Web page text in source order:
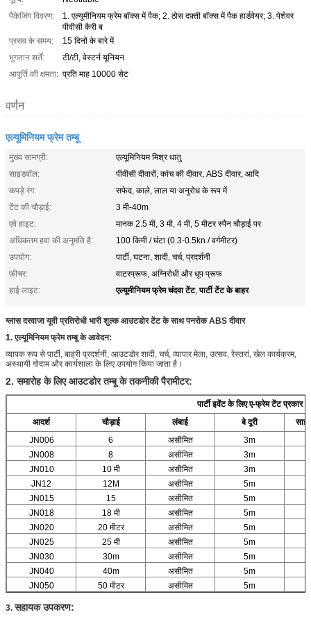
पैकेजिंग विवरण:
1. एल्यूमीनियम फ्रेम बॉक्स में पैक; 2. ठोस दफ़्ती बॉक्स में पैक हार्डवेयर; 3. पेशेवर
पीवीसी कैरी ब
प्रसव के समय:
15 दिनों के बारे में
भुगतान शर्तें:
टी/टी, वेस्टर्न यूनियन
आपूर्ति की क्षमता: प्रति माह 10000 सेट
वर्णन
एल्यूमिनियम फ्रेम तम्बू
मुख्य सामग्री:
एल्यूमिनियम मिश्र धातु
साइडवॉल:
पीवीसी दीवारों, कांच की दीवार, ABS दीवार, आदि
कपड़े रंग:
सफेद, काले, लाल या अनुरोध के रूप में
टेंट की चौड़ाई:
3 मी-40m
एवे हाइट:
मानक 2.5 मी, 3 मी, 4 मी, 5 मीटर स्पैन चौड़ाई पर
अधिकतम हवा की अनुमति है:
100 किमी / घंटा (0.3-0.5kn / वर्गमीटर)
उपयोग:
पार्टी, घटना, शादी, चर्च, प्रदर्शनी
फ़ीचर:
वाटरप्रूफ, अग्निरोधी और धूप प्रूफ
हाई लाइट:
एल्यूमीनियम फ्रेम चंदवा टेंट,पार्टी टेंट के बाहर
ग्लास दरवाजा यूवी प्रतिरोधी भारी शुल्क आउटडोर टेंट के साथ पनरोक ABS दीवार
1. एल्यूमिनियम फ्रेम तम्बू के आवेदन:
व्यापक रूप से पार्टी, बाहरी प्रदर्शनी, आउटडोर शादी, चर्च, व्यापार मेला, उत्सव, रेस्तरां, खेल कार्यक्रम,
अस्थायी गोदाम और कार्यशाला के लिए उपयोग किया जाता है।
2. समारोह के लिए आउटडोर तम्बू के तकनीकी पैरामीटर:
पार्टी इवेंट के लिए ए-फ्रेम टेंट प्रकार
आदर्श
चौड़ाई लंबाई बे दूरी
JN006
6 असीमित 3m
JN008
8 असीमित 3m
JN010
10 मी असीमित 3m
JN12
12M असीमित 5m
JN015
15 असीमित 5m
JN018
18 मी असीमित 5m
JN020
20 मीटर असीमित 5m
JN025
25 मी असीमित 5m
JN030
30m असीमित 5m
JN040
40m असीमित 5m
JN050
50 मीटर असीमित 5m
3. सहायक उपकरण: